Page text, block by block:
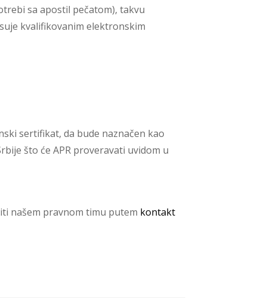
sa apostil pečatom), takvu
kvalifikovanim elektronskim
sertifikat, da bude naznačen kao
što će APR proveravati uvidom u
našem pravnom timu putem kontakt